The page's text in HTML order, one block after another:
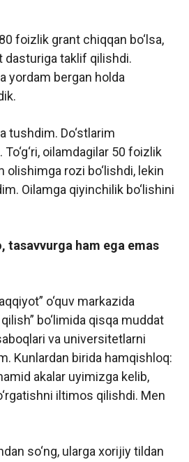
foizlik grant chiqqan bo‘lsa,
dasturiga taklif qilishdi.
yordam bergan holda
tushdim. Do‘stlarim
oilamdagilar 50 foizlik
olishimga rozi bo‘lishdi, lekin
Oilamga qiyinchilik bo‘lishini
tasavvurga ham ega emas
o‘quv markazida
bo‘limida qisqa muddat
va universitetlarni
Kunlardan birida hamqishloq:
akalar uyimizga kelib,
iltimos qilishdi. Men
so‘ng, ularga xorijiy tildan